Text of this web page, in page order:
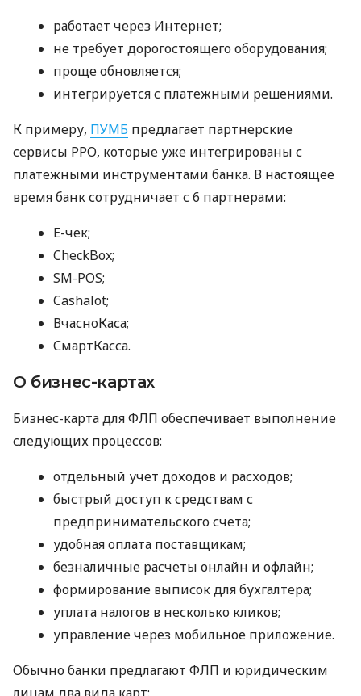
работает через Интернет;
не требует дорогостоящего оборудования;
проще обновляется;
интегрируется с платежными решениями.
К примеру, ПУМБ предлагает партнерские
сервисы РРО, которые уже интегрированы с
платежными инструментами банка. В настоящее
время банк сотрудничает с 6 партнерами:
E-чек;
CheckBox;
SM-POS;
Cashalot;
ВчасноКаса;
СмартКасса.
О бизнес-картах
Бизнес-карта для ФЛП обеспечивает выполнение
следующих процессов:
отдельный учет доходов и расходов;
быстрый доступ к средствам с
предпринимательского счета;
удобная оплата поставщикам;
безналичные расчеты онлайн и офлайн;
формирование выписок для бухгалтера;
уплата налогов в несколько кликов;
управление через мобильное приложение.
Обычно банки предлагают ФЛП и юридическим